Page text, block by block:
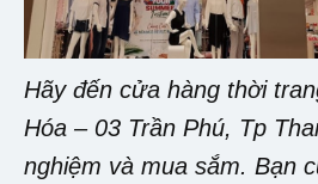
Hãy đến cửa hàng thời
Hóa – 03 Trần Phú, Tp
nghiệm và mua sắm. Bạn